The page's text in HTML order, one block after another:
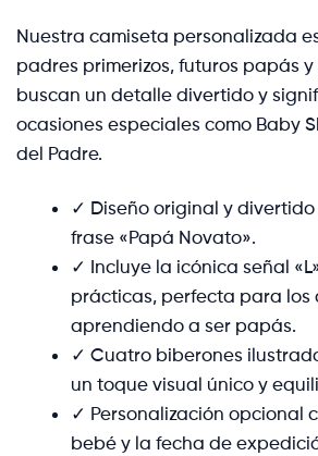
Nuestra camiseta personalizada
padres primerizos, futuros papás
buscan un detalle divertido y
ocasiones especiales como Baby
del Padre.
✓ Diseño original y
frase «Papá Novato».
✓ Incluye la icónica señal
prácticas, perfecta para los
aprendiendo a ser papás.
✓ Cuatro biberones
un toque visual único y
✓ Personalización opcional
bebé y la fecha de